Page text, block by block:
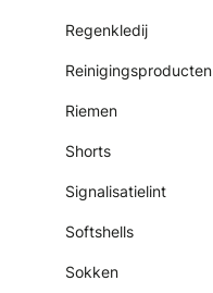
Regenkledij
Reinigingsproducten
Riemen
Shorts
Signalisatielint
Softshells
Sokken